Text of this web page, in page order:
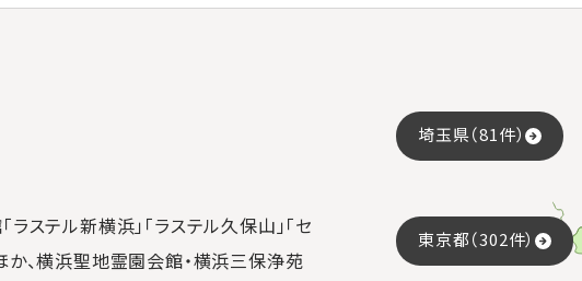
ステル新横浜」「ラステル久保山」「セ
か、横浜聖地霊園会館・横浜三保浄苑
埼玉県（81件）
東京都（302件）